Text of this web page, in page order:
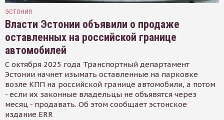
ЭСТОНИЯ
Власти Эстонии объявили о продаже
оставленных на российской границе
автомобилей
С октября 2025 года Транспортный департамент
Эстонии начнет изымать оставленные на парковке
возле КПП на российской границе автомобили, а потом
- если их законные владельцы не объявятся через
месяц - продавать. Об этом сообщает эстонское
издание ERR